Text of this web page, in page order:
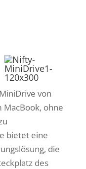
von
ohne
bietet eine
die
des